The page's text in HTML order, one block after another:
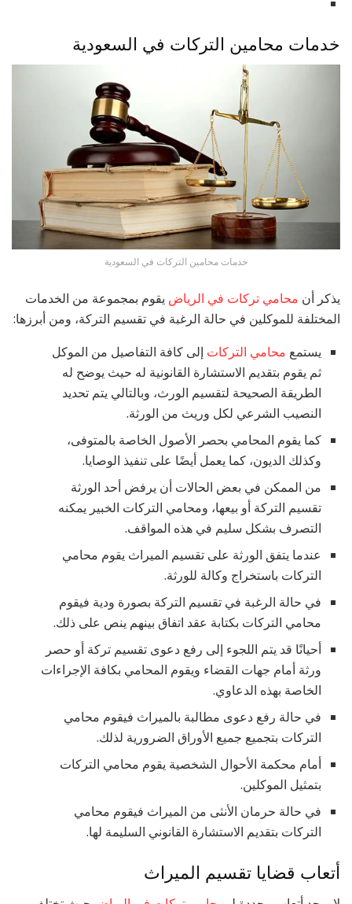
خدمات محامين التركات في السعودية
خدمات محامين التركات في السعودية
يذكر أن محامي تركات في الرياض يقوم بمجموعة من الخدمات
المختلفة للموكلين في حالة الرغبة في تقسيم التركة، ومن أبرزها:
يستمع محامي التركات إلى كافة التفاصيل من الموكل
ثم يقوم بتقديم الاستشارة القانونية له حيث يوضح له
الطريقة الصحيحة لتقسيم الورث، وبالتالي يتم تحديد
النصيب الشرعي لكل وريث من الورثة.
كما يقوم المحامي بحصر الأصول الخاصة بالمتوفى،
وكذلك الديون، كما يعمل أيضًا على تنفيذ الوصايا.
من الممكن في بعض الحالات أن يرفض أحد الورثة
تقسيم التركة أو بيعها، ومحامي التركات الخبير يمكنه
التصرف بشكل سليم في هذه المواقف.
عندما يتفق الورثة على تقسيم الميراث يقوم محامي
التركات باستخراج وكالة للورثة.
في حالة الرغبة في تقسيم التركة بصورة ودية فيقوم
محامي التركات بكتابة عقد اتفاق بينهم ينص على ذلك.
أحيانًا قد يتم اللجوء إلى رفع دعوى تقسيم تركة أو حصر
ورثة أمام جهات القضاء ويقوم المحامي بكافة الإجراءات
الخاصة بهذه الدعاوي.
في حالة رفع دعوى مطالبة بالميراث فيقوم محامي
التركات بتجميع جميع الأوراق الضرورية لذلك.
أمام محكمة الأحوال الشخصية يقوم محامي التركات
بتمثيل الموكلين.
في حالة حرمان الأنثى من الميراث فيقوم محامي
التركات بتقديم الاستشارة القانوني السليمة لها.
أتعاب قضايا تقسيم الميراث